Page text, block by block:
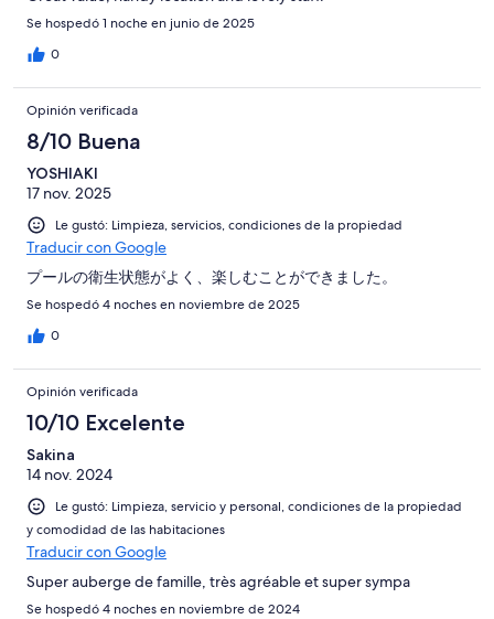
Se hospedó 1 noche en junio de 2025
0
Opinión verificada
8/10 Buena
YOSHIAKI
17 nov. 2025
Le gustó: Limpieza, servicios, condiciones de la propiedad
Traducir con Google
プールの衛生状態がよく、楽しむことができました。
Se hospedó 4 noches en noviembre de 2025
0
Opinión verificada
10/10 Excelente
Sakina
14 nov. 2024
Le gustó: Limpieza, servicio y personal, condiciones de la propiedad
y comodidad de las habitaciones
Traducir con Google
Super auberge de famille, très agréable et super sympa
Se hospedó 4 noches en noviembre de 2024